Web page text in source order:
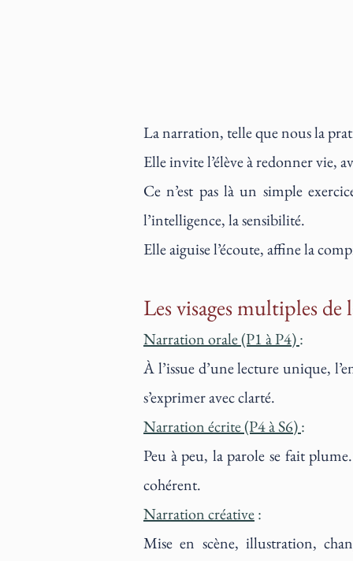
La narration, telle que nous la
Elle invite l’élève à redonner vie,
Ce n’est pas là un simple
l’intelligence, la sensibilité.
Elle aiguise l’écoute, affine la
Les visages multiples
Narration orale (P1 à P4):
À l’issue d’une lecture unique,
s’exprimer avec clarté.
Narration écrite (P4 à S6):
Peu à peu, la parole se fait
cohérent.
Narration créative:
Mise en scène, illustration,